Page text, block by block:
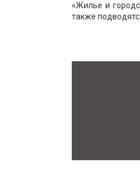
«Жилье и
также